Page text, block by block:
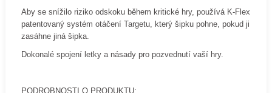
Aby se snížilo riziko odskoku během kritické hry, používá K-Flex
patentovaný systém otáčení Targetu, který šipku pohne, pokud ji
zasáhne jiná šipka.
Dokonalé spojení letky a násady pro pozvednutí vaší hry.
PODROBNOSTI O PRODUKTU: